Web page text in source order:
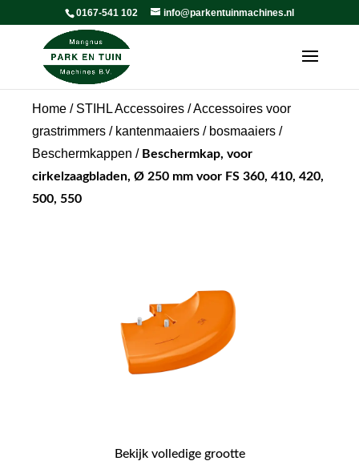
0167-541 102 info@parkentuinmachines.nl
Home / STIHL Accessoires /Accessoires voor
grastrimmers / kantenmaaiers / bosmaaiers /
Beschermkappen / Beschermkap, voor
cirkelzaagbladen, Ø 250 mm voor FS 360, 410, 420,
500, 550
Bekijk volledige grootte